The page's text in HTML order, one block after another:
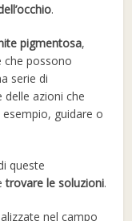
.
pigmentosa,
che possono
serie di
azioni che
guidare o
queste
trovare le soluzioni.
nel campo